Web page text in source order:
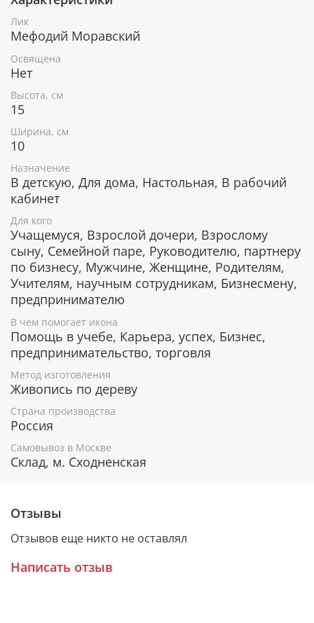
использовались специальные фронтажные грунты,
выравнивающие лаки и темперные краски. Венец и
поля иконы вручную украшены рельефным
орнаментом и натуральным жемчугом или
полудрагоценными камнями.
равноапостольный Мефодий
Моравский
Прибавление ума, помощь в приобретении
новых знаний, профессий и навыков.
Защита от лженаук и ереси.
Гарантия подлинности
К каждому живописному образу прикладывается
номерное свидетельство, в котором подробно
расписана вся информация об иконе:
Имя художника,
Материалы, из которых она изготовлена,
Гарантия соответствия канонам Православной
Церкви.
Подарочная упаковка
крышкой и замочком.
Очень удобно для особого подарка!
Лик
Мефодий Моравский
Освящена
Нет
Высота, см
15
Ширина, см
10
Назначение
В детскую, Для дома, Настольная, В рабочий
кабинет
Для кого
Учащемуся, Взрослой дочери, Взрослому
сыну, Семейной паре, Руководителю, партнеру
по бизнесу, Мужчине, Женщине, Родителям,
Учителям, научным сотрудникам, Бизнесмену,
предпринимателю
В чем помогает икона
Помощь в учебе, Карьера, успех, Бизнес,
предпринимательство, торговля
Метод изготовления
Живопись по дереву
Страна производства
Россия
Самовывоз в Москве
Склад, м. Сходненская
Отзывы
Отзывов еще никто не оставлял
Написать отзыв